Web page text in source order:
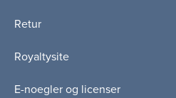
Retur
Royaltysite
E-noegler og licenser